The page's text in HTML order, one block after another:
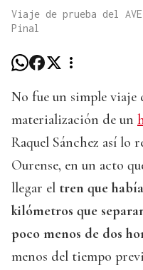
Viaje de prueba del
Pinal
No fue un simple viaje
materialización de un
Raquel Sánchez así lo
Ourense, en un acto
llegar el tren que
kilómetros que
poco menos de dos
menos del tiempo